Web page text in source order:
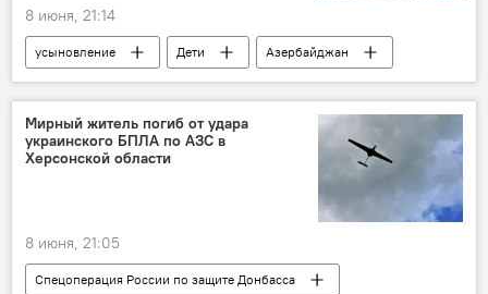
8 июня, 21:14
усыновление Дети Азербайджан
Мирный житель погиб от удара
украинского БПЛА по АЗС в
Херсонской области
8 июня, 21:05
Спецоперация России по защите Донбасса